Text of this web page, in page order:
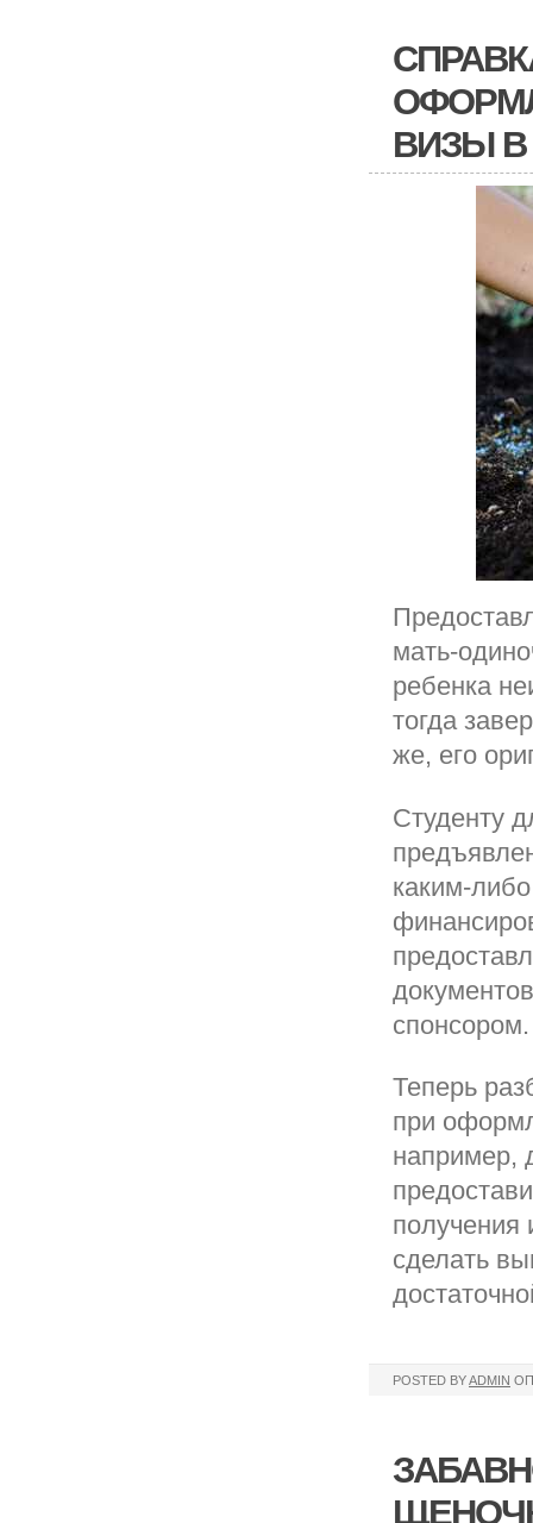
ВИЗЫ В
мать-
ребенка
тогда
же, его
Студенту
каким-
спонсором.
Теперь
при
например,
получения
сделать
POSTED BYADMIN